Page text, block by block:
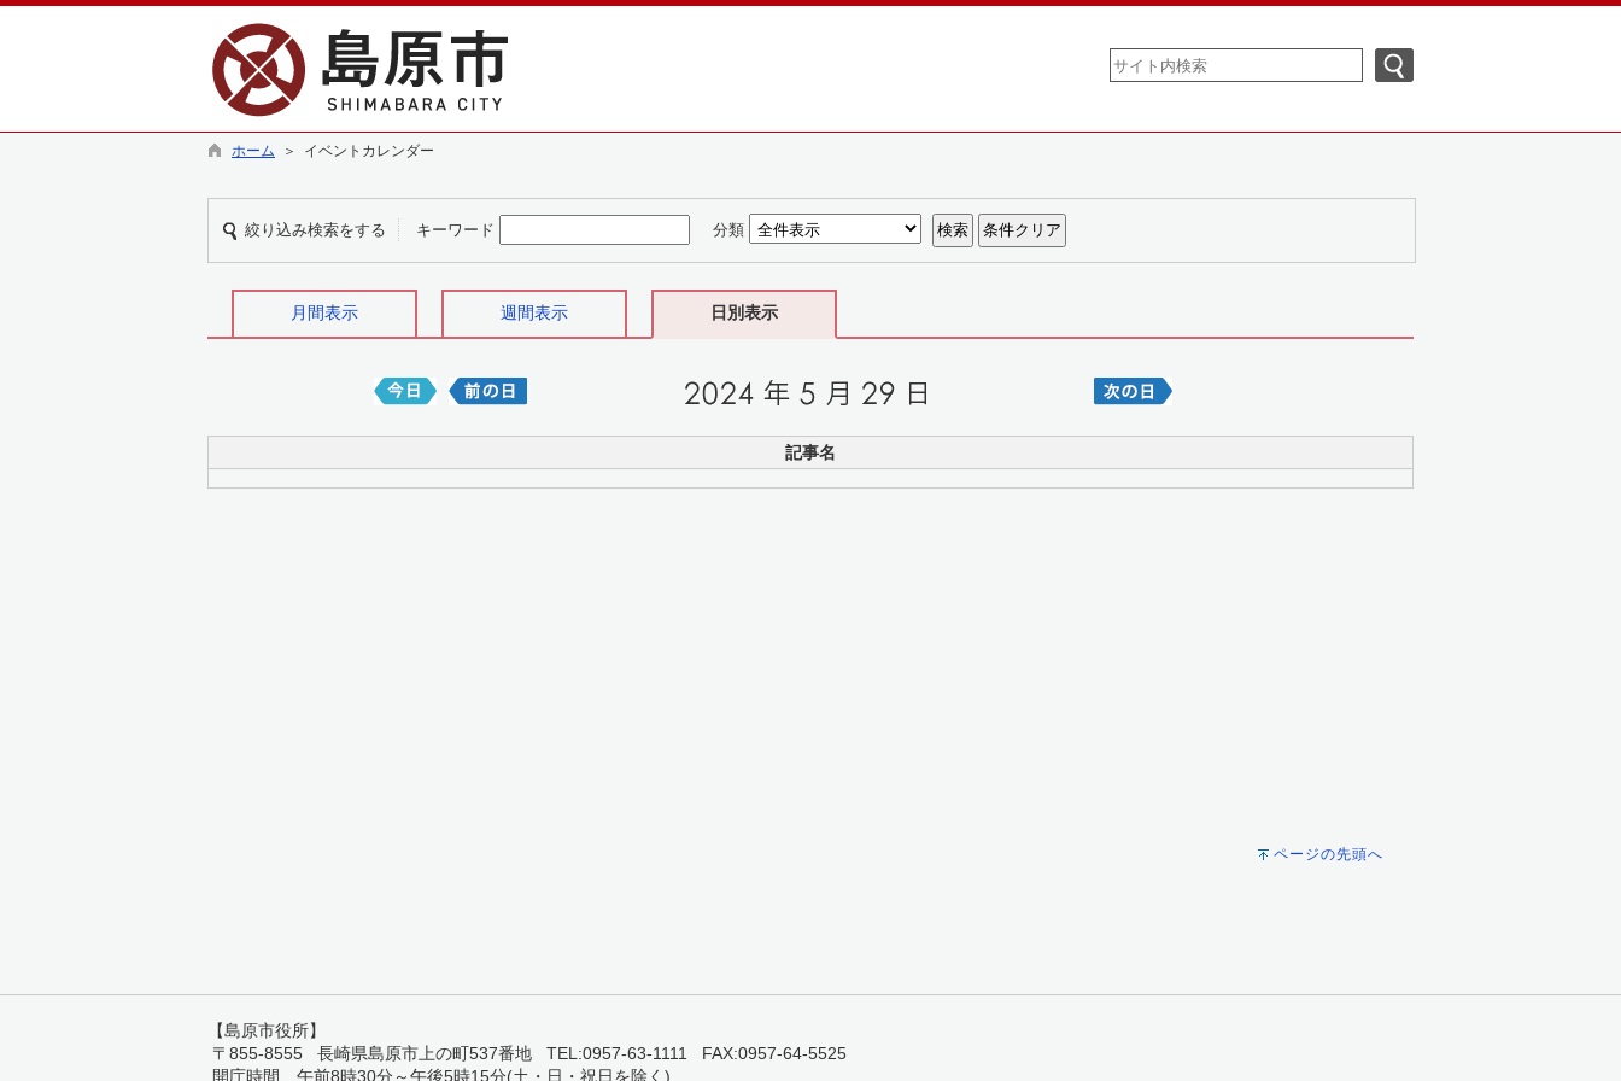
ホーム ＞ イベントカレンダー
絞り込み検索をする キーワード 分類
月間表示 週間表示 日別表示
記事名
ページの先頭へ
【島原市役所】
〒855-8555 長崎県島原市上の町537番地 TEL:0957-63-1111 FAX:0957-64-5525
開庁時間 午前8時30分～午後5時15分(土・日・祝日を除く)